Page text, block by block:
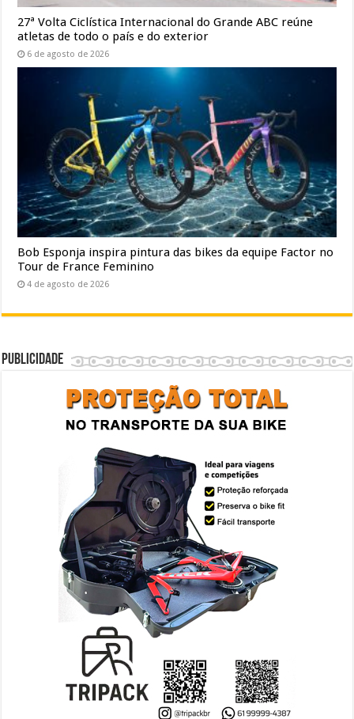
27ª Volta Ciclística Internacional do Grande ABC reúne
atletas de todo o país e do exterior
6 de agosto de 2026
Bob Esponja inspira pintura das bikes da equipe Factor no
Tour de France Feminino
4 de agosto de 2026
Publicidade